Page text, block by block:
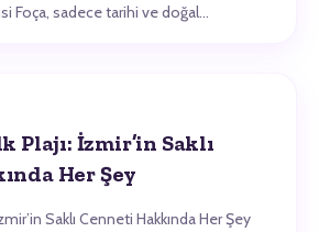
Foça, sadece tarihi ve doğal…
Plajı: İzmir’in Saklı
Her Şey
Saklı Cenneti Hakkında Her Şey